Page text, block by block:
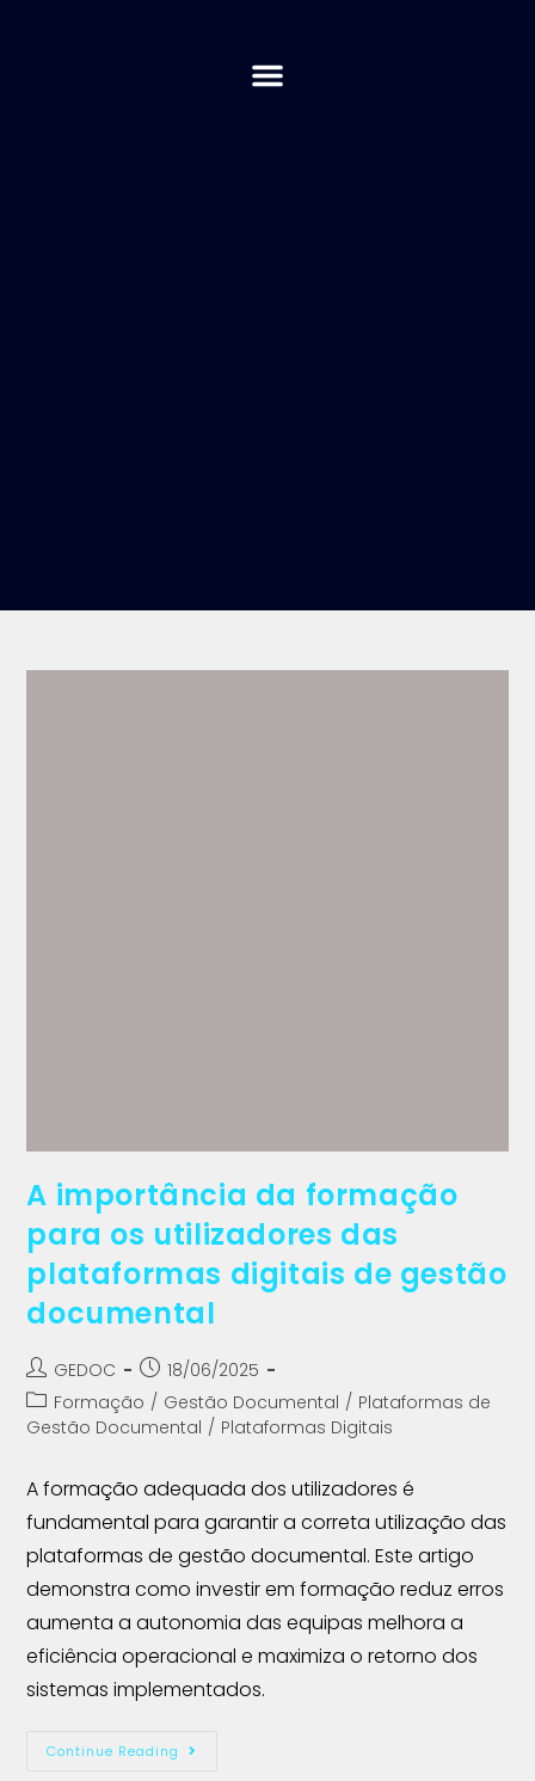
A importância da formação
para os utilizadores das
plataformas digitais de gestão
documental
GEDOC
18/06/2025
Formação / Gestão Documental / Plataformas de
Gestão Documental / Plataformas Digitais
A formação adequada dos utilizadores é
fundamental para garantir a correta utilização das
plataformas de gestão documental. Este artigo
demonstra como investir em formação reduz erros
aumenta a autonomia das equipas melhora a
eficiência operacional e maximiza o retorno dos
sistemas implementados.
Continue Reading